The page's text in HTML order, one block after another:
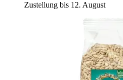
Zustellung bis 12. August